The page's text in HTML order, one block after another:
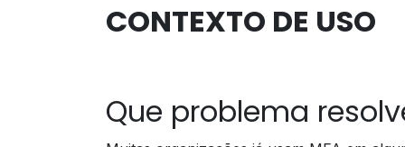
CONTEXTO DE USO
Que problema